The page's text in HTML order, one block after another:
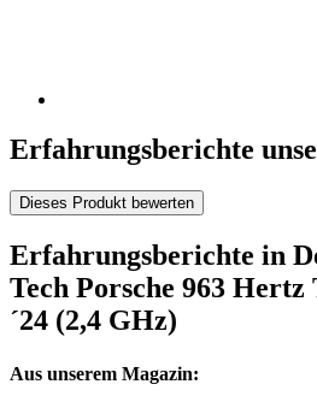
Erfahrungsberichte
Dieses Produkt bewerten
Erfahrungsberichte in
Tech Porsche 963 Hertz
´24 (2,4 GHz)
Aus unserem Magazin: